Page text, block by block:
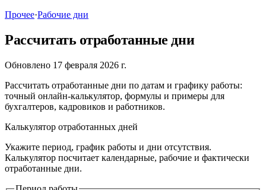
Прочее·Рабочие дни
Рассчитать отработанные дни
Обновлено 17 февраля 2026 г.
Рассчитать отработанные дни по датам и графику работы:
точный онлайн‑калькулятор, формулы и примеры для
бухгалтеров, кадровиков и работников.
Калькулятор отработанных дней
Укажите период, график работы и дни отсутствия.
Калькулятор посчитает календарные, рабочие и фактически
отработанные дни.